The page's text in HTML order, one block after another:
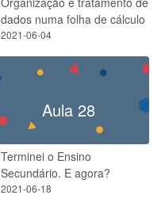
dados numa folha de cálculo
2021-06-04
Aula 28
Terminei o Ensino
Secundário. E agora?
2021-06-18